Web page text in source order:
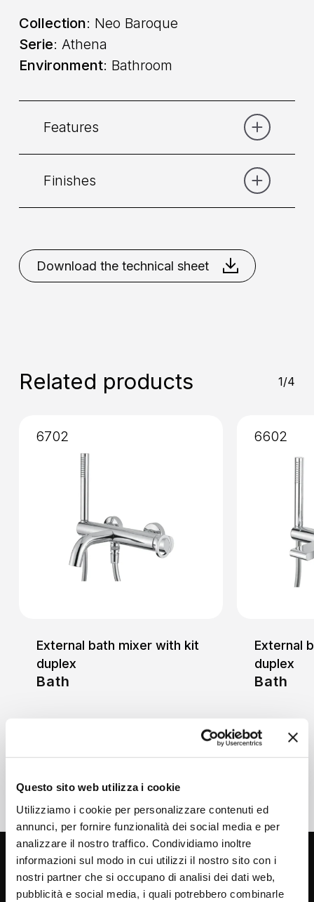
Questo sito web utilizza i cookie
Utilizziamo i cookie per personalizzare contenuti ed
annunci, per fornire funzionalità dei social media e per
analizzare il nostro traffico. Condividiamo inoltre
informazioni sul modo in cui utilizzi il nostro sito con i
nostri partner che si occupano di analisi dei dati web,
pubblicità e social media, i quali potrebbero combinarle
Collection: Neo Baroque
Serie: Athena
Environment: Bathroom
Features
Command: Single lever
Finishes
Bronze Chrome Gold
Nikel
Brushed
Download the technical sheet
Related products 1/4
External bath mixer with kit
duplex
Bath
6702
External
duplex
Bath
6602